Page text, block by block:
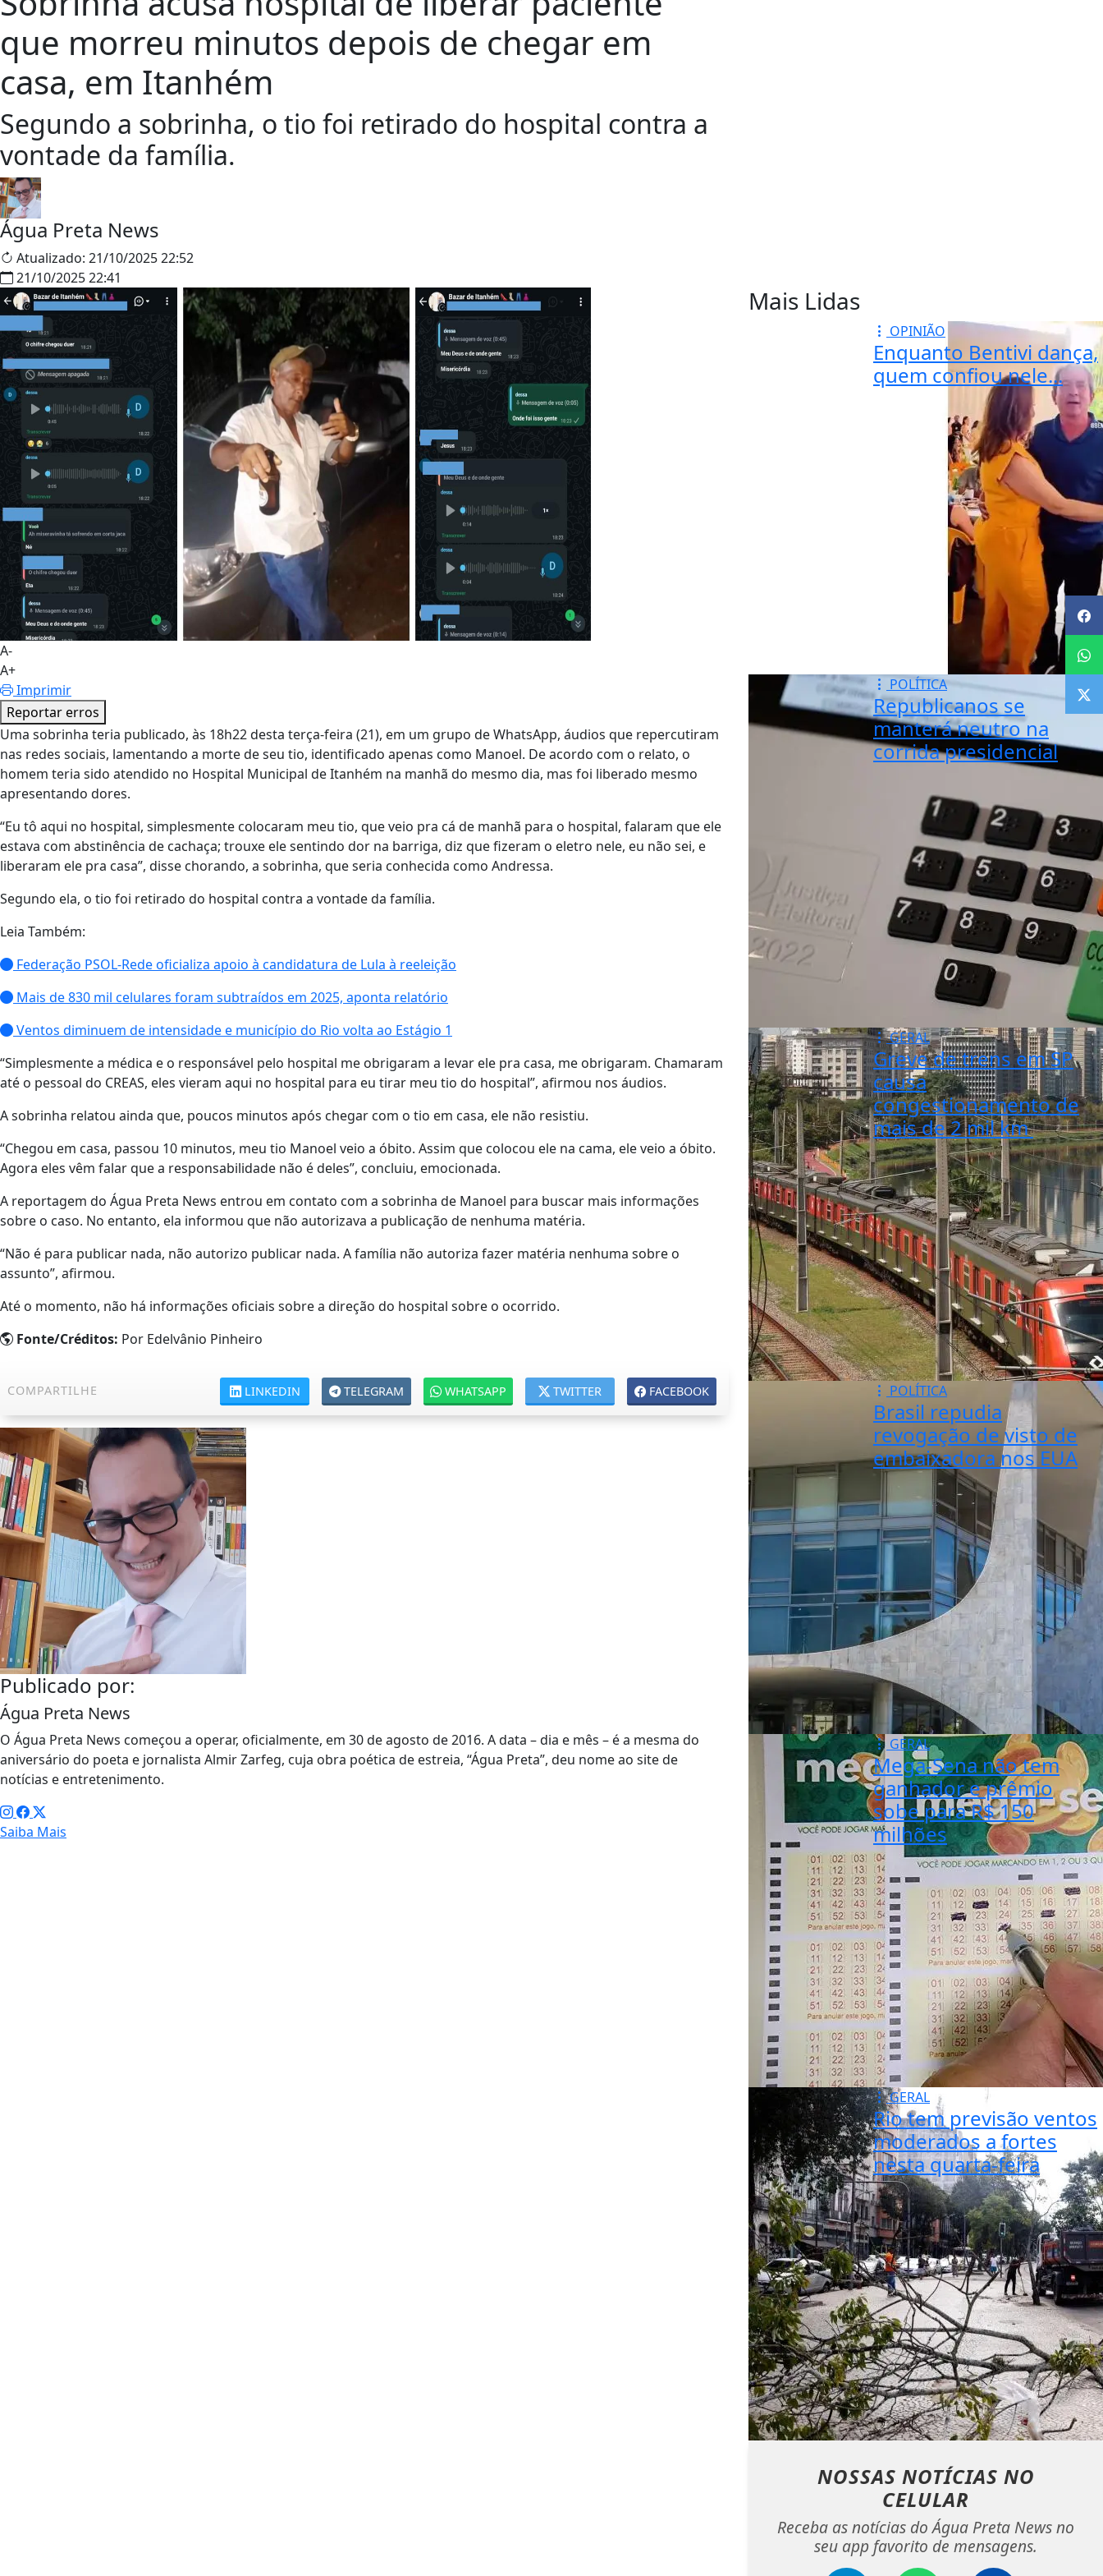
que morreu minutos depois de chegar em
casa, em Itanhém
Segundo a sobrinha, o tio foi retirado do hospital contra a
vontade da família.
Água Preta News
Atualizado: 21/10/2025 22:52
21/10/2025 22:41
A-
A+
Imprimir
Reportar erros
Uma sobrinha teria publicado, às 18h22 desta terça-feira (21), em um grupo de WhatsApp, áudios que repercutiram
nas redes sociais, lamentando a morte de seu tio, identificado apenas como Manoel. De acordo com o relato, o
homem teria sido atendido no Hospital Municipal de Itanhém na manhã do mesmo dia, mas foi liberado mesmo
apresentando dores.
“Eu tô aqui no hospital, simplesmente colocaram meu tio, que veio pra cá de manhã para o hospital, falaram que ele
estava com abstinência de cachaça; trouxe ele sentindo dor na barriga, diz que fizeram o eletro nele, eu não sei, e
liberaram ele pra casa”, disse chorando, a sobrinha, que seria conhecida como Andressa.
Segundo ela, o tio foi retirado do hospital contra a vontade da família.
Leia Também:
Federação PSOL-Rede oficializa apoio à candidatura de Lula à reeleição
Mais de 830 mil celulares foram subtraídos em 2025, aponta relatório
Ventos diminuem de intensidade e município do Rio volta ao Estágio 1
“Simplesmente a médica e o responsável pelo hospital me obrigaram a levar ele pra casa, me obrigaram. Chamaram
até o pessoal do CREAS, eles vieram aqui no hospital para eu tirar meu tio do hospital”, afirmou nos áudios.
A sobrinha relatou ainda que, poucos minutos após chegar com o tio em casa, ele não resistiu.
“Chegou em casa, passou 10 minutos, meu tio Manoel veio a óbito. Assim que colocou ele na cama, ele veio a óbito.
Agora eles vêm falar que a responsabilidade não é deles”, concluiu, emocionada.
A reportagem do Água Preta News entrou em contato com a sobrinha de Manoel para buscar mais informações
sobre o caso. No entanto, ela informou que não autorizava a publicação de nenhuma matéria.
“Não é para publicar nada, não autorizo publicar nada. A família não autoriza fazer matéria nenhuma sobre o
assunto”, afirmou.
Até o momento, não há informações oficiais sobre a direção do hospital sobre o ocorrido.
Fonte/Créditos: Por Edelvânio Pinheiro
COMPARTILHE FACEBOOK
TWITTER
WHATSAPP
TELEGRAM
LINKEDIN
Publicado por:
Água Preta News
O Água Preta News começou a operar, oficialmente, em 30 de agosto de 2016. A data – dia e mês – é a mesma do
aniversário do poeta e jornalista Almir Zarfeg, cuja obra poética de estreia, “Água Preta”, deu nome ao site de
notícias e entretenimento.
Saiba Mais
Mais Lidas
OPINIÃO
Enquanto Bentivi dança,
quem confiou nele...
POLÍTICA
Republicanos se
manterá neutro na
corrida presidencial
GERAL
Greve de trens em SP
causa
congestionamento de
mais de 2 mil km
POLÍTICA
Brasil repudia
revogação de visto de
embaixadora nos EUA
GERAL
Mega-Sena não tem
ganhador e prêmio
sobe para R$ 150
milhões
GERAL
Rio tem previsão ventos
moderados a fortes
nesta quarta-feira
NOSSAS NOTÍCIAS NO
CELULAR
Receba as notícias do Água Preta News no
seu app favorito de mensagens.